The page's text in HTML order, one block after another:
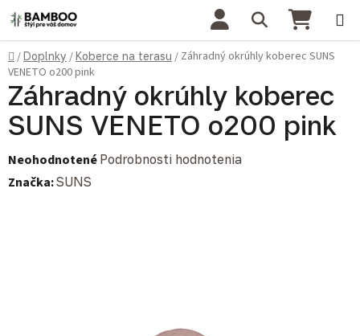
Prejsť na obsah Hľadať
Domov
/Doplnky /Koberce na terasu / Záhradný okrúhly koberec SUNS
VENETO o200 pink
Záhradný okrúhly koberec
SUNS VENETO o200 pink
Priemerné hodnotenie produktu je 0,0 z 5 hviezdičiek.
Neohodnotené Podrobnosti hodnotenia
Značka:SUNS